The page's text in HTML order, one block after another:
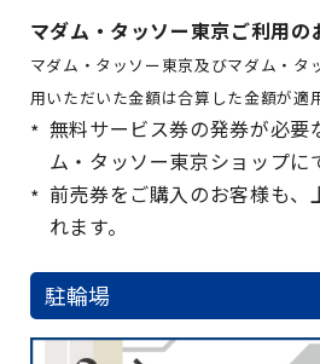
マダム・タッソー東京ご利用の
マダム・タッソー東京及びマダム・タ
用いただいた金額は合算した金額が適
無料サービス券の発券が必要
ム・タッソー東京ショップに
前売券をご購入のお客様も、
れます。
駐輪場